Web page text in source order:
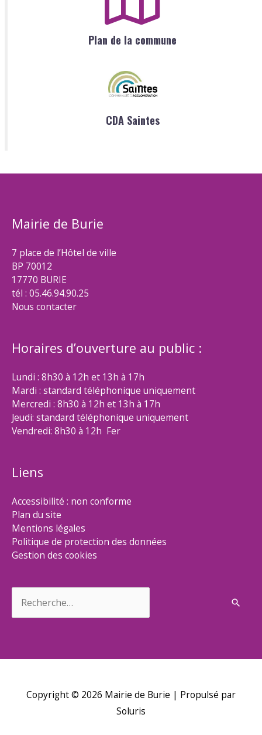
Plan de la commune
CDA Saintes
Mairie de Burie
7 place de l’Hôtel de ville
BP 70012
17770 BURIE
tél : 05.46.94.90.25
Nous contacter
Horaires d’ouverture au public :
Lundi : 8h30 à 12h et 13h à 17h
Mardi : standard téléphonique uniquement
Mercredi : 8h30 à 12h et 13h à 17h
Jeudi: standard téléphonique uniquement
Vendredi: 8h30 à 12h Fer
Liens
Accessibilité : non conforme
Plan du site
Mentions légales
Politique de protection des données
Gestion des cookies
Copyright © 2026 Mairie de Burie | Propulsé par
Soluris